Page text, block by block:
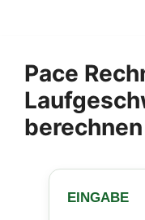
Pace
berechnen
EINGABE